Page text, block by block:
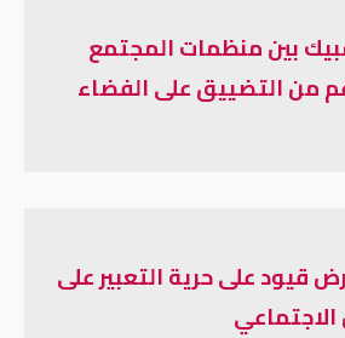
بين منظمات المجتمع
من التضييق على الفضاء
قيود على حرية التعبير على